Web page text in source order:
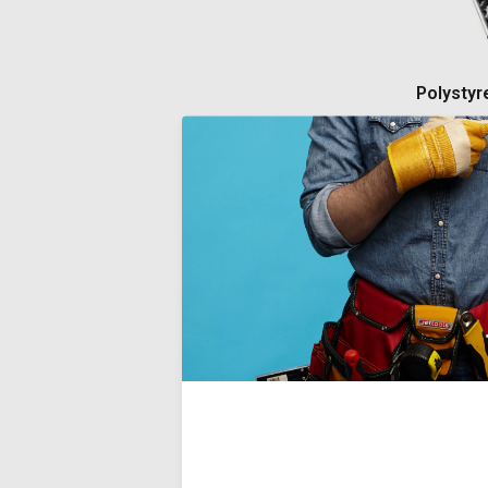
vormen en
decoratie
werken.
€27,50
Incl. BTW